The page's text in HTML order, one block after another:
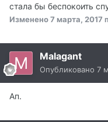
стала бы беспокоить
Изменено7 марта, 2017
Malagant
Опубликовано 7
Ап.